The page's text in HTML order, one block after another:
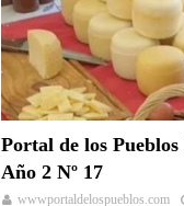
Portal de los
Año 2 Nº 17
wwwportaldelospueblos.com